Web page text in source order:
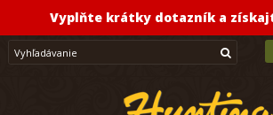
Vyplňte krátky dotazník a